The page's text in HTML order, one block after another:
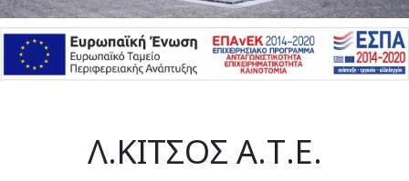
Λ.ΚΙΤΣΟΣ Α.Τ.Ε.